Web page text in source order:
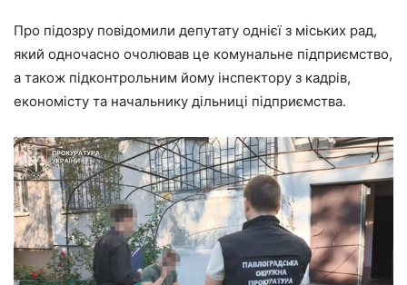
Про підозру повідомили депутату однієї з міських рад,
який одночасно очолював це комунальне підприємство,
а також підконтрольним йому інспектору з кадрів,
економісту та начальнику дільниці підприємства.